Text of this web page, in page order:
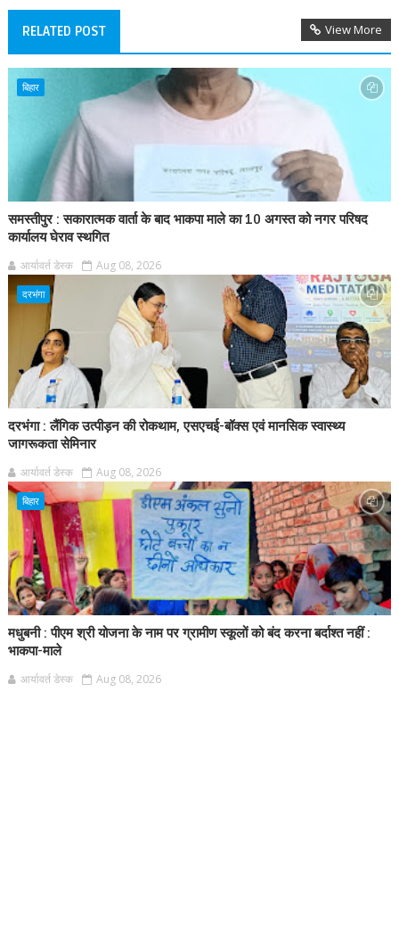
RELATED POST View More
बिहार
समस्तीपुर : सकारात्मक वार्ता के बाद भाकपा माले का 10 अगस्त को नगर परिषद
कार्यालय घेराव स्थगित
आर्यावर्त डेस्क Aug 08, 2026
दरभंगा
दरभंगा : लैंगिक उत्पीड़न की रोकथाम, एसएचई-बॉक्स एवं मानसिक स्वास्थ्य
जागरूकता सेमिनार
आर्यावर्त डेस्क Aug 08, 2026
बिहार
मधुबनी : पीएम श्री योजना के नाम पर ग्रामीण स्कूलों को बंद करना बर्दाश्त नहीं :
भाकपा-माले
आर्यावर्त डेस्क Aug 08, 2026